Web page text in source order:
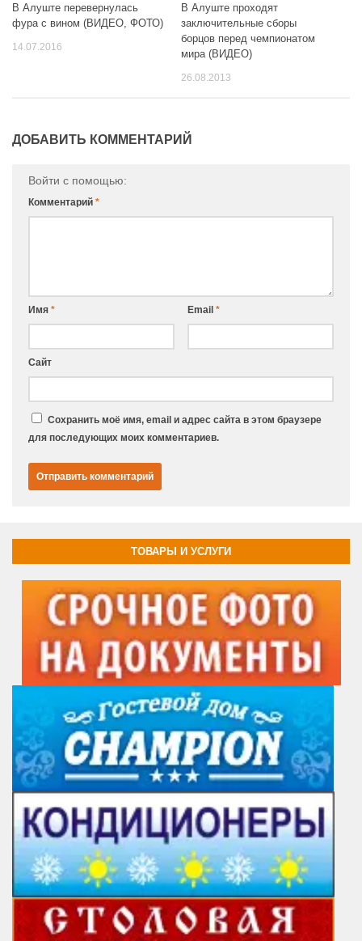
В Алуште перевернулась
фура с вином (ВИДЕО, ФОТО)
14.07.2016
В Алуште проходят
заключительные сборы
борцов перед чемпионатом
мира (ВИДЕО)
26.08.2013
ДОБАВИТЬ КОММЕНТАРИЙ
Войти с помощью:
Комментарий *
Имя * Email *
Сайт
Сохранить моё имя, email и адрес сайта в этом браузере
для последующих моих комментариев.
ТОВАРЫ И УСЛУГИ